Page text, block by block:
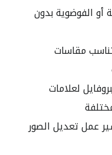
أو الفوضوية بدون
مقاسات
لعلامات
عمل تعديل الصور